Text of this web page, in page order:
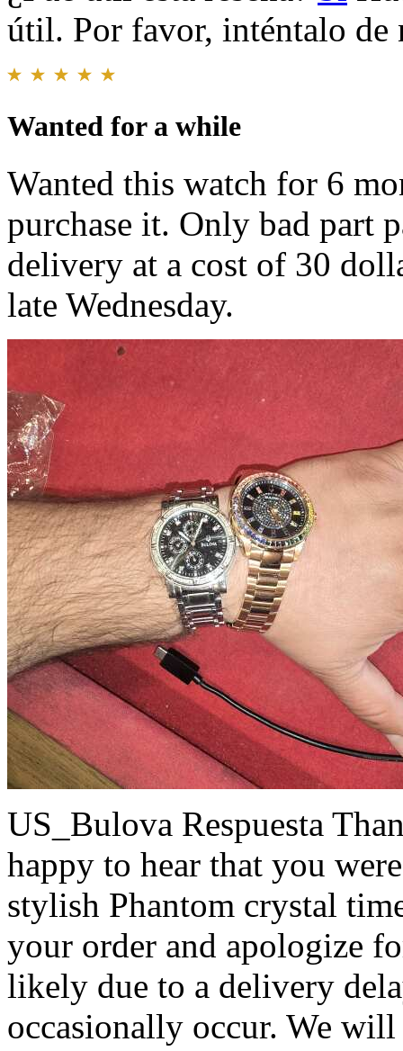
útil. Por favor, inténtalo de
Wanted for a while
Wanted this watch for 6
purchase it. Only bad part
delivery at a cost of 30
late Wednesday.
US_Bulova Respuesta
happy to hear that you
stylish Phantom crystal
your order and apologize
likely due to a delivery
occasionally occur. We